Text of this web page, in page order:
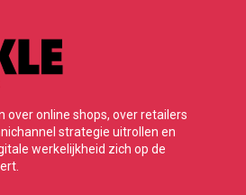
over online shops, over retailers
strategie uitrollen en
werkelijkheid zich op de